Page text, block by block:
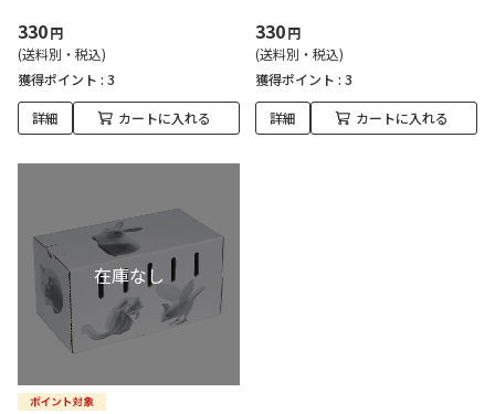
330円
(送料別・税込)
獲得ポイント : 3
詳細 カートに入れる
330円
(送料別・税込)
獲得ポイント : 3
詳細 カートに入れる